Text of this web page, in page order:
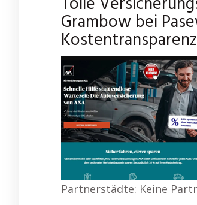
Grambow bei
Partnerstädte: Keine